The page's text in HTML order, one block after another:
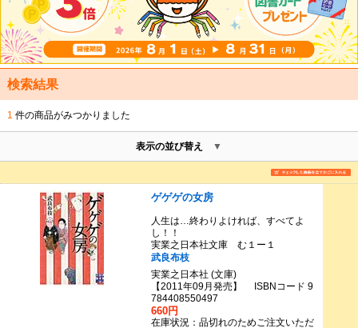
検索結果
1 件の商品がみつかりました
表示の並び替え
ゲゲゲの女房
人生は…終わりよければ、すべてよ
し！！
実業之日本社文庫 む１ー１
武良布枝
実業之日本社 (文庫)
【2011年09月発売】 ISBNコード 9
784408550497
660円
在庫状況：品切れのためご注文いただ